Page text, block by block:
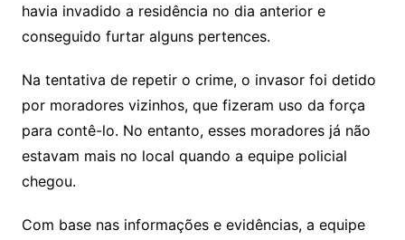
havia invadido a residência no dia anterior e
conseguido furtar alguns pertences.
Na tentativa de repetir o crime, o invasor foi detido
por moradores vizinhos, que fizeram uso da força
para contê-lo. No entanto, esses moradores já não
estavam mais no local quando a equipe policial
chegou.
Com base nas informações e evidências, a equipe